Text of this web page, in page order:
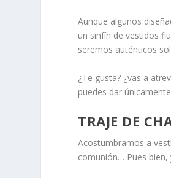
Aunque algunos
un sinfín de vestidos
seremos auténticos
¿Te gusta? ¿vas a
puedes dar
TRAJE DE
Acostumbramos a
comunión… Pues